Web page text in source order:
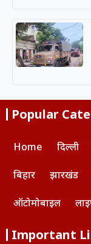
Popular
Home दिल्ली
बिहार झारखंड
ऑटोमोबाइल
Important